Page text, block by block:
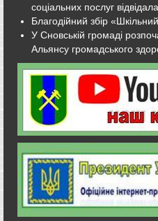
соціальних послуг
Благодійний збір
У Сновській громаді
Альянсу громадського